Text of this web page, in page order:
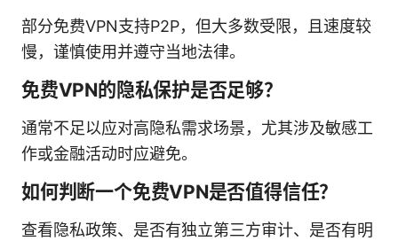
部分免费VPN支持P2P，但大多数受限，且速度较
慢，谨慎使用并遵守当地法律。
免费VPN的隐私保护是否足够？
通常不足以应对高隐私需求场景，尤其涉及敏感工
作或金融活动时应避免。
如何判断一个免费VPN是否值得信任？
查看隐私政策、是否有独立第三方审计、是否有明